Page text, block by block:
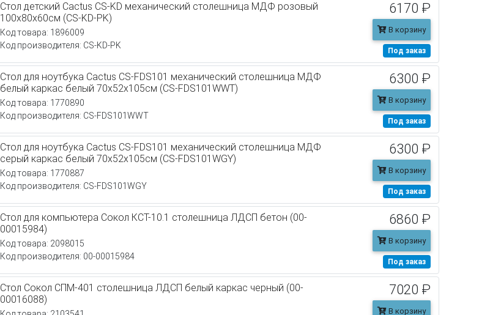
Стол детский Cactus CS-KD механический столешница МДФ розовый
100x80x60см (CS-KD-PK)
Код товара: 1896009
Код производителя: CS-KD-PK
6170 ₽
В корзину
Под заказ
Стол для ноутбука Cactus CS-FDS101 механический столешница МДФ
белый каркас белый 70x52x105см (CS-FDS101WWT)
Код товара: 1770890
Код производителя: CS-FDS101WWT
6300 ₽
В корзину
Под заказ
Стол для ноутбука Cactus CS-FDS101 механический столешница МДФ
серый каркас белый 70x52x105см (CS-FDS101WGY)
Код товара: 1770887
Код производителя: CS-FDS101WGY
6300 ₽
В корзину
Под заказ
Стол для компьютера Сокол КСТ-10.1 столешница ЛДСП бетон (00-
00015984)
Код товара: 2098015
Код производителя: 00-00015984
6860 ₽
В корзину
Под заказ
Стол Сокол СПМ-401 столешница ЛДСП белый каркас черный (00-
00016088)
7020 ₽
В корзину